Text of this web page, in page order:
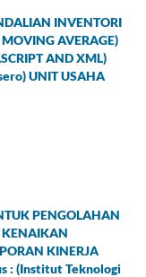
INVENTORI
AVERAGE)
AND XML)
UNIT USAHA
PENGOLAHAN
KENAIKAN
KINERJA
: (Institut Teknologi